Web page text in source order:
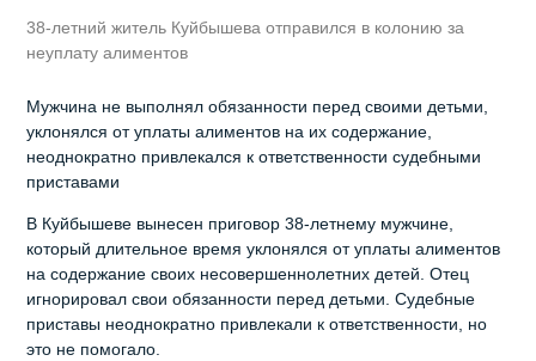
38-летний житель Куйбышева отправился в колонию за
неуплату алиментов
Мужчина не выполнял обязанности перед своими детьми,
уклонялся от уплаты алиментов на их содержание,
неоднократно привлекался к ответственности судебными
приставами
В Куйбышеве вынесен приговор 38-летнему мужчине,
который длительное время уклонялся от уплаты алиментов
на содержание своих несовершеннолетних детей. Отец
игнорировал свои обязанности перед детьми. Судебные
приставы неоднократно привлекали к ответственности, но
это не помогало.